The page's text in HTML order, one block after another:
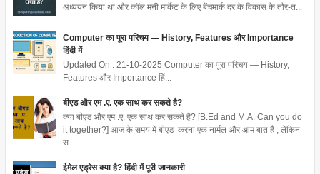
अध्ययन किया था और कॉल मनी मार्केट के लिए बेंचमार्क दर के विकास के तौर-त...
Computer का पूरा परिचय — History, Features और Importance
हिंदी में
Updated On : 21-10-2025 Computer का पूरा परिचय — History,
Features और Importance हिं...
बीएड और एम .ए. एक साथ कर सकते है?
क्या बीएड और एम .ए. एक साथ कर सकते है? [B.Ed and M.A. Can you do
it together?] आज के समय में बीएड करना एक नार्मल और आम बात है , लेकिन
स...
ईमेल एड्रेस क्या है? हिंदी में पूरी जानकारी